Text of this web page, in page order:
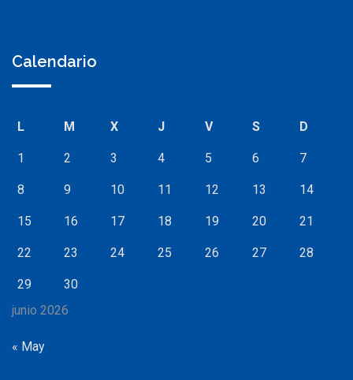
Calendario
junio 2026
L M X J V S D
1 2 3 4 5 6 7
8 9 10 11 12 13 14
15 16 17 18 19 20 21
22 23 24 25 26 27 28
29 30
« May